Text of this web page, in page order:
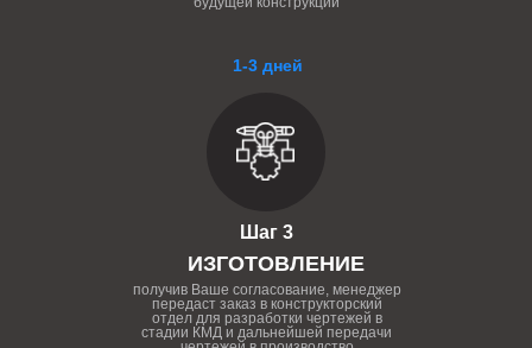
1-3 дней
Шаг 3
ИЗГОТОВЛЕНИЕ
получив Ваше согласование, менеджер
передаст заказ в конструкторский
отдел для разработки чертежей в
стадии КМД и дальнейшей передачи